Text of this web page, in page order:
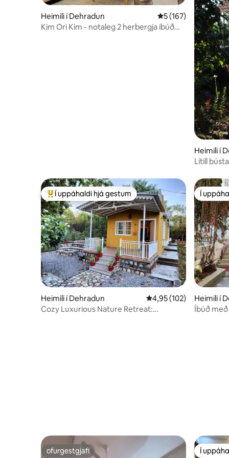
Heimili í Dehradun 5 af 5 í
5 (167)
Kim Ori Kim - notaleg 2 herbergja íbúð
Heimili í
Lítill
Í mestu uppáhaldi hjá gestum
Í uppáhaldi hjá gestum
Heimili í Dehradun 4,95 af 5 í
4,95 (102)
Cozy Luxurious Nature Retreat:
Í
Í
Heimili í
Íbúð með
ofurgestgjafi
ofurgestgjafi Í
Í